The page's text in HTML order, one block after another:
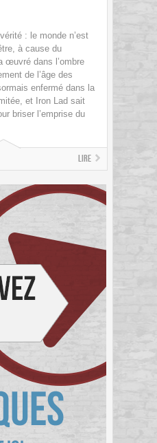
: le monde n’est
à cause du
œuvré dans l’ombre
de l’âge des
enfermé dans la
et Iron Lad sait
briser l’emprise du
Lire